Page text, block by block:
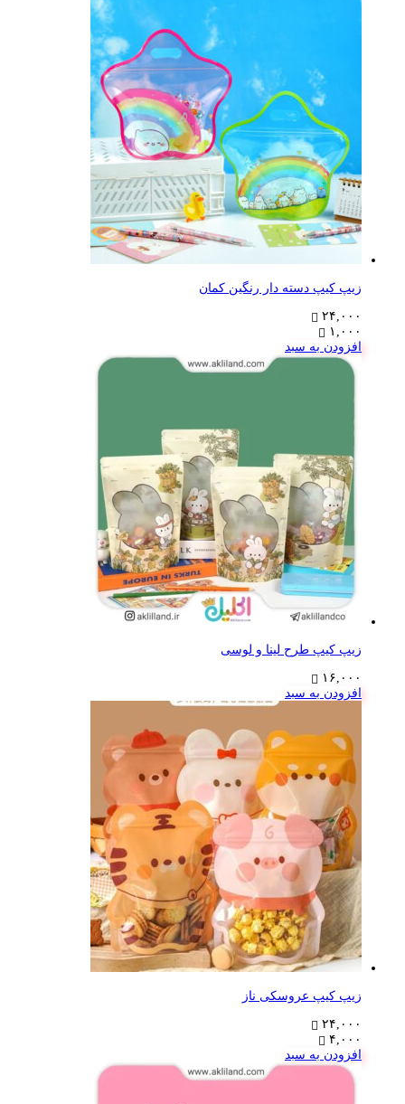
زیپ کیپ دسته دار رنگین کمان
۲۴,۰۰۰
۱,۰۰۰
افزودن به سبد
زیپ کیپ طرح لینا و لوسی
۱۶,۰۰۰
افزودن به سبد
زیپ کیپ عروسکی ناز
۲۴,۰۰۰
۴,۰۰۰
افزودن به سبد